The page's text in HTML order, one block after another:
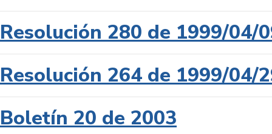
Resolución 280 de 1999/04/
Resolución 264 de 1999/04/
Boletín 20 de 2003